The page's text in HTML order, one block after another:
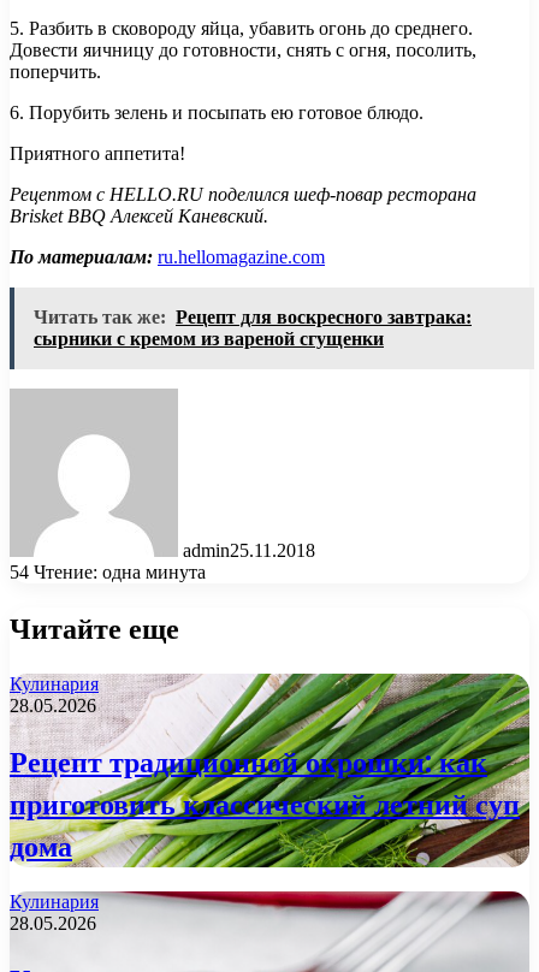
5. Разбить в сковороду яйца, убавить огонь до среднего.
Довести яичницу до готовности, снять с огня, посолить,
поперчить.
6. Порубить зелень и посыпать ею готовое блюдо.
Приятного аппетита!
Рецептом с HELLO.RU поделился шеф-повар ресторана
Brisket BBQ Алексей Каневский.
По материалам: ru.hellomagazine.com
Читать так же: Рецепт для воскресного завтрака:
сырники с кремом из вареной сгущенки
admin25.11.2018
54 Чтение: одна минута
Читайте еще
Кулинария
28.05.2026
Рецепт традиционной окрошки: как
приготовить классический летний суп
дома
Кулинария
28.05.2026